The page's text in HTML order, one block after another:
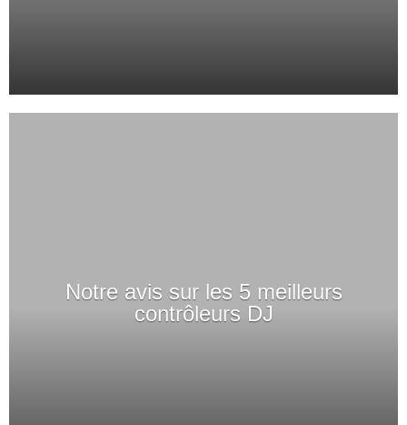
Notre avis sur les 5 meilleurs
contrôleurs DJ